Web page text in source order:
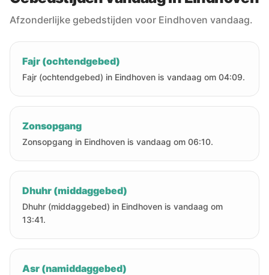
Afzonderlijke gebedstijden voor Eindhoven vandaag.
Fajr (ochtendgebed)
Fajr (ochtendgebed) in Eindhoven is vandaag om 04:09.
Zonsopgang
Zonsopgang in Eindhoven is vandaag om 06:10.
Dhuhr (middaggebed)
Dhuhr (middaggebed) in Eindhoven is vandaag om
13:41.
Asr (namiddaggebed)